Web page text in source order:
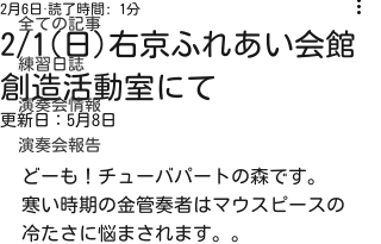
全ての記事
練習日誌
演奏会情報
演奏会報告
2/1(日)右京ふれあい会館
創造活動室にて
2月6日 読了時間: 1分
更新日： 5月8日
どーも！チューバパートの森です。
寒い時期の金管奏者はマウスピースの
冷たさに悩まされます。。